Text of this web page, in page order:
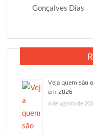
Gonçalves Dias
Veja quem são
em 2026
6 de agosto de